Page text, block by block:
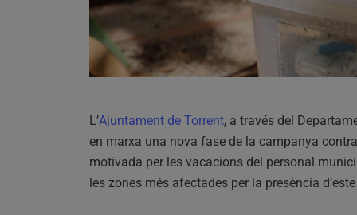
L’Ajuntament de Torrent, a través del
en marxa una nova fase de la campanya
motivada per les vacacions del personal
les zones més afectades per la presència